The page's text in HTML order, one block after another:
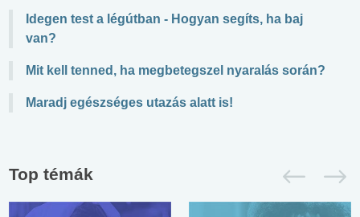
Idegen test a légútban - Hogyan segíts, ha baj
van?
Mit kell tenned, ha megbetegszel nyaralás során?
Maradj egészséges utazás alatt is!
Top témák